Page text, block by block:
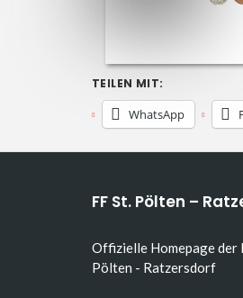
TEILEN MIT:
WhatsApp
FF St. Pölten –
Offizielle Homepage der
Pölten - Ratzersdorf